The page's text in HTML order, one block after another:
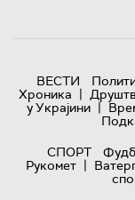
ВЕСТИ
Хроника |
у Украјини |
СПОРТ
Рукомет |